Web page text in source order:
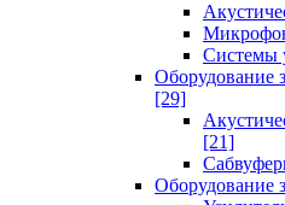
Системы
Оборудование
[29]
[21]
Оборудование